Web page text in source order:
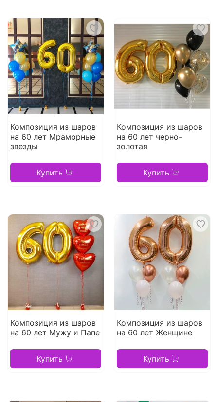
Композиция из шаров
на 60 лет Мраморные
звезды
Купить
Композиция из шаров
на 60 лет черно-
золотая
Купить
Композиция из шаров
на 60 лет Мужу и Папе
Купить
Композиция из шаров
на 60 лет Женщине
Купить